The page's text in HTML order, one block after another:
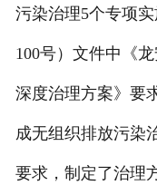
污染治理5个专项实
100号）文件中《
深度治理方案》要
成无组织排放污染
要求，制定了治理